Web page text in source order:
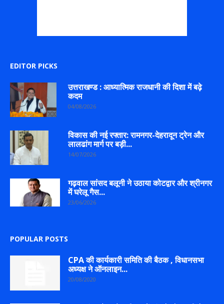
EDITOR PICKS
उत्तराखण्ड : आध्यात्मिक राजधानी की दिशा में बढ़े
कदम
04/08/2026
विकास की नई रफ्तार: रामनगर-देहरादून ट्रेन और
लालढांग मार्ग पर बड़ी...
14/07/2026
गढ़वाल सांसद बलूनी ने उठाया कोटद्वार और श्रीनगर
में घरेलू गैस...
23/06/2026
POPULAR POSTS
CPA की कार्यकारी समिति की बैठक , विधानसभा
अध्यक्ष ने ऑनलाइन...
20/08/2020